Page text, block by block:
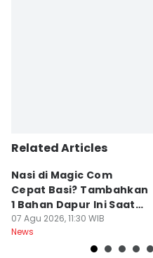
Related Articles
Nasi di Magic Com
Cepat Basi? Tambahkan
1 Bahan Dapur Ini Saat
Menanak, Awet 2 Hari
07 Agu 2026, 11:30 WIB
News